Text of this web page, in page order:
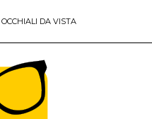
DA VISTA